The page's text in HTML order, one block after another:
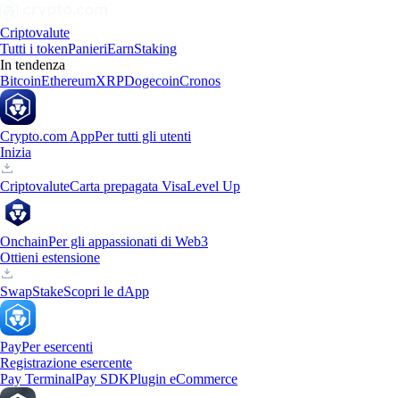
Criptovalute
Tutti i tokenPanieriEarnStaking
In tendenza
BitcoinEthereumXRPDogecoinCronos
Crypto.com AppPer tutti gli utenti
Inizia
CriptovaluteCarta prepagata VisaLevel Up
OnchainPer gli appassionati di Web3
Ottieni estensione
SwapStakeScopri le dApp
PayPer esercenti
Registrazione esercente
Pay TerminalPay SDKPlugin eCommerce